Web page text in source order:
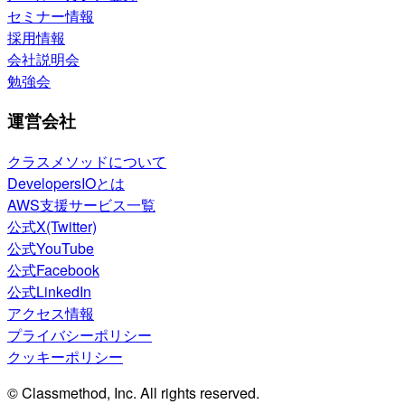
セミナー情報
採用情報
会社説明会
勉強会
運営会社
クラスメソッドについて
DevelopersIOとは
AWS支援サービス一覧
公式X(Twitter)
公式YouTube
公式Facebook
公式LinkedIn
アクセス情報
プライバシーポリシー
クッキーポリシー
© Classmethod, Inc. All rights reserved.